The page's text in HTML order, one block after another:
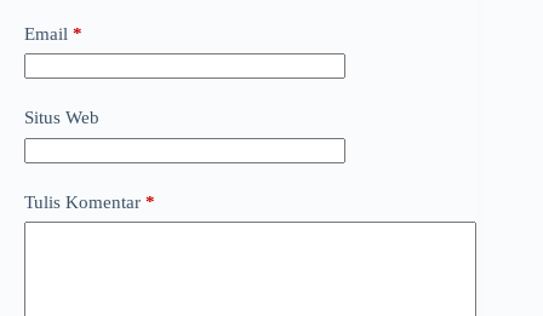
Email *
Situs Web
Tulis Komentar *